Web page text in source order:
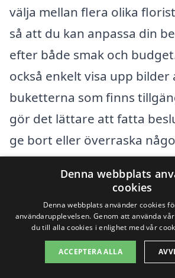
välja mellan flera olika
så att du kan anpassa din
efter både smak och
också enkelt visa upp bilder
buketterna som finns
gör det lättare att fatta
ge bort eller överraska
Genom att använda vår
tillgång till:
En översikt över lokala
deras tjänster.
Denna webbplats
cookies
Denna webbplats använder cookies
användarupplevelsen. Genom att använda
du till alla cookies i enlighet med vår
ACCEPTERA ALLA